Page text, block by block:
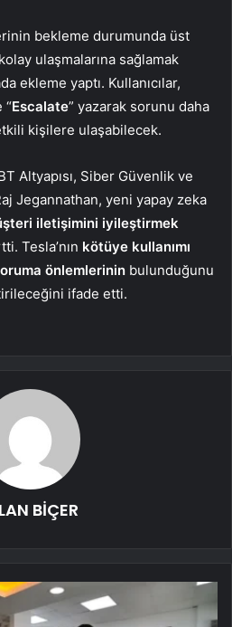
bekleme durumunda üst
ulaşmalarına sağlamak
ekleme yaptı. Kullanıcılar,
“Escalate” yazarak sorunu daha
kişilere ulaşabilecek.
Altyapısı, Siber Güvenlik ve
Jegannathan, yeni yapay zeka
iletişimini iyileştirmek
Tesla’nın kötüye kullanımı
önlemlerinin bulunduğunu
ifade etti.
BİÇER